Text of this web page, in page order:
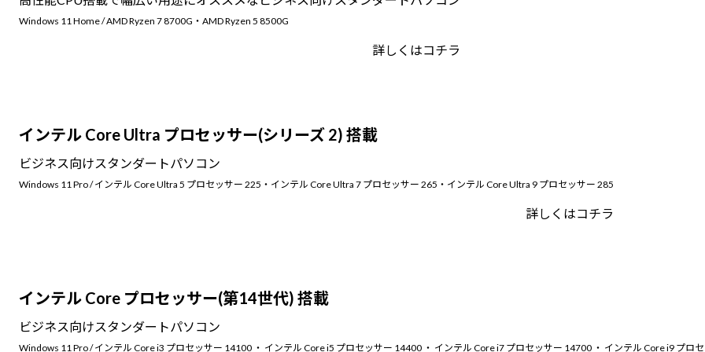
Windows 11 Home / AMD Ryzen 7 8700G・AMD Ryzen 5 8500G
詳しくはコチラ
インテル Core Ultra プロセッサー(シリーズ 2) 搭載
ビジネス向けスタンダートパソコン
Windows 11 Pro / インテル Core Ultra 5 プロセッサー 225・インテル Core Ultra 7 プロセッサー 265・インテル Core Ultra 9 プロセッサー 285
詳しくはコチラ
インテル Core プロセッサー(第14世代) 搭載
ビジネス向けスタンダートパソコン
Windows 11 Pro / インテル Core i3 プロセッサー 14100 ・ インテル Core i5 プロセッサー 14400 ・ インテル Core i7 プロセッサー 14700 ・ インテル Core i9 プロ